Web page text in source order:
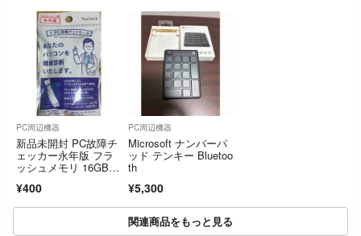
PC周辺機器
新品未開封 PC故障チ
ェッカー永年版 フラ
ッシュメモリ 16GB Y
¥400
PC周辺機器
Microsoft ナンバーパ
ッド テンキー Bluetoo
th
¥5,300
関連商品をもっと見る